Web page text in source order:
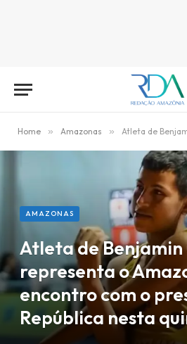
Home » Amazonas » Atleta de Benjamin Constant representa o
AMAZONAS
Atleta de
representa o
encontro com o
República nesta